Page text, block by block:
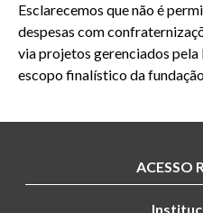
Esclarecemos que não é
despesas com
via projetos gerenciados pela
escopo finalístico da
ACESSO